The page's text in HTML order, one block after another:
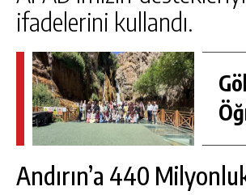
ifadelerini kullandı.
Andırın’a 440